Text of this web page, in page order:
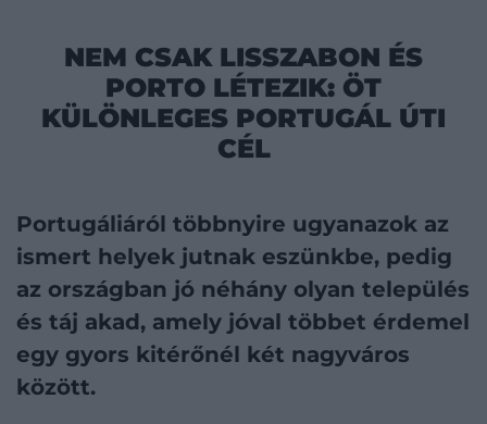
NEM CSAK LISSZABON ÉS
PORTO LÉTEZIK: ÖT
KÜLÖNLEGES PORTUGÁL ÚTI
CÉL
Portugáliáról többnyire ugyanazok az
ismert helyek jutnak eszünkbe, pedig
az országban jó néhány olyan település
és táj akad, amely jóval többet érdemel
egy gyors kitérőnél két nagyváros
között.